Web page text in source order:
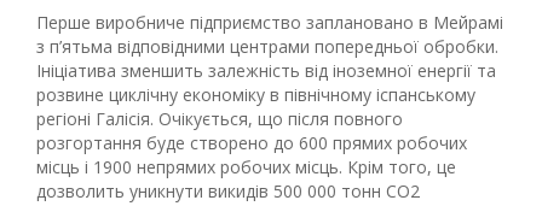
Перше виробниче підприємство заплановано в Мейрамі
з п’ятьма відповідними центрами попередньої обробки.
Ініціатива зменшить залежність від іноземної енергії та
розвине циклічну економіку в північному іспанському
регіоні Галісія. Очікується, що після повного
розгортання буде створено до 600 прямих робочих
місць і 1900 непрямих робочих місць. Крім того, це
дозволить уникнути викидів 500 000 тонн CO2